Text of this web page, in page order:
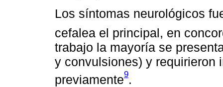
Los síntomas neurológicos
cefalea el principal, en
trabajo la mayoría se
y convulsiones) y requirieron
previamente9.